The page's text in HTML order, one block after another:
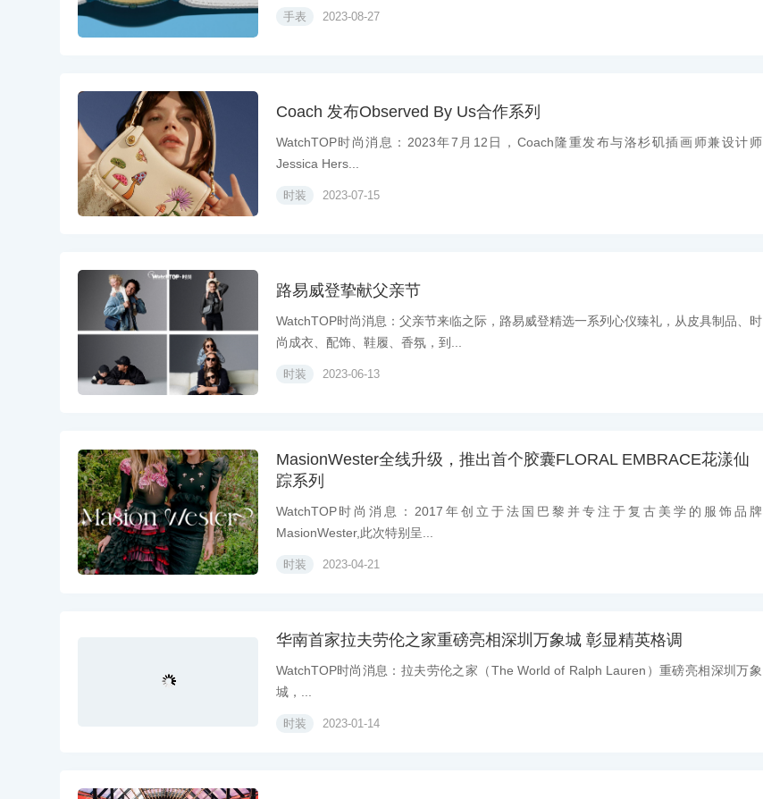
手表 2023-08-27
Coach 发布Observed By Us合作系列
WatchTOP时尚消息：2023年7月12日，Coach隆重发布与洛杉矶插画师兼设计师
Jessica Hers...
时装 2023-07-15
路易威登挚献父亲节
WatchTOP时尚消息：父亲节来临之际，路易威登精选一系列心仪臻礼，从皮具制品、时
尚成衣、配饰、鞋履、香氛，到...
时装 2023-06-13
MasionWester全线升级，推出首个胶囊FLORAL EMBRACE花漾仙
踪系列
WatchTOP时尚消息：2017年创立于法国巴黎并专注于复古美学的服饰品牌
MasionWester,此次特别呈...
时装 2023-04-21
华南首家拉夫劳伦之家重磅亮相深圳万象城 彰显精英格调
WatchTOP时尚消息：拉夫劳伦之家（The World of Ralph Lauren）重磅亮相深圳万象
城，...
时装 2023-01-14